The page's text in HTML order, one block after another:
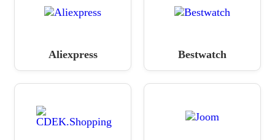
Aliexpress Bestwatch